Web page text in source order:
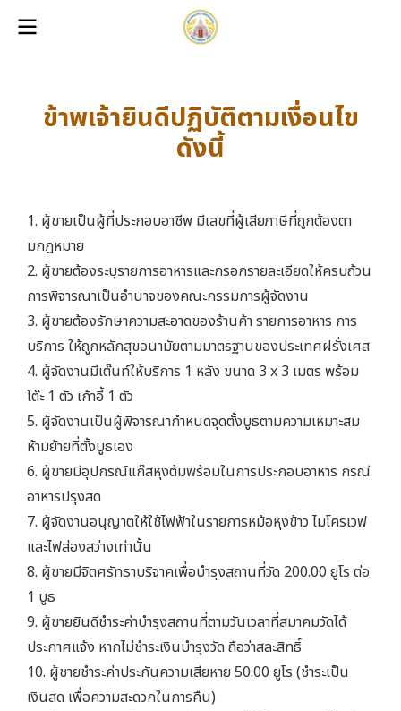
ข้าพเจ้ายินดีปฏิบัติตามเงื่อนไข
ดังนี้
1. ผู้ขายเป็นผู้ที่ประกอบอาชีพ มีเลขที่ผู้เสียภาษีที่ถูกต้องตา
มกฏหมาย
2. ผู้ขายต้องระบุรายการอาหารและกรอกรายละเอียดให้ครบถ้วน
การพิจารณาเป็นอำนาจของคณะกรรมการผู้จัดงาน
3. ผู้ขายต้องรักษาความสะอาดของร้านค้า รายการอาหาร การ
บริการ ให้ถูกหลักสุขอนามัยตามมาตรฐานของประเทศฝรั่งเศส
4. ผู้จัดงานมีเต๊นท์ให้บริการ 1 หลัง ขนาด 3 x 3 เมตร พร้อม
โต๊ะ 1 ตัว เก้าอี้ 1 ตัว
5. ผู้จัดงานเป็นผู้พิจารณากำหนดจุดตั้งบูธตามความเหมาะสม
ห้ามย้ายที่ตั้งบูธเอง
6. ผู้ขายมีอุปกรณ์แก๊สหุงต้มพร้อมในการประกอบอาหาร กรณี
อาหารปรุงสด
7. ผู้จัดงานอนุญาตให้ใช้ไฟฟ้าในรายการหม้อหุงข้าว ไมโครเวฟ
และไฟส่องสว่างเท่านั้น
8. ผู้ขายมีจิตศรัทธาบริจาคเพื่อบำรุงสถานที่วัด 200.00 ยูโร ต่อ
1 บูธ
9. ผู้ขายยินดีชำระค่าบำรุงสถานที่ตามวันเวลาที่สมาคมวัดได้
ประกาศแจ้ง หากไม่ชำระเงินบำรุงวัด ถือว่าสละสิทธิ์
10. ผู้ชายชำระค่าประกันความเสียหาย 50.00 ยูโร (ชำระเป็น
เงินสด เพื่อความสะดวกในการคืน)